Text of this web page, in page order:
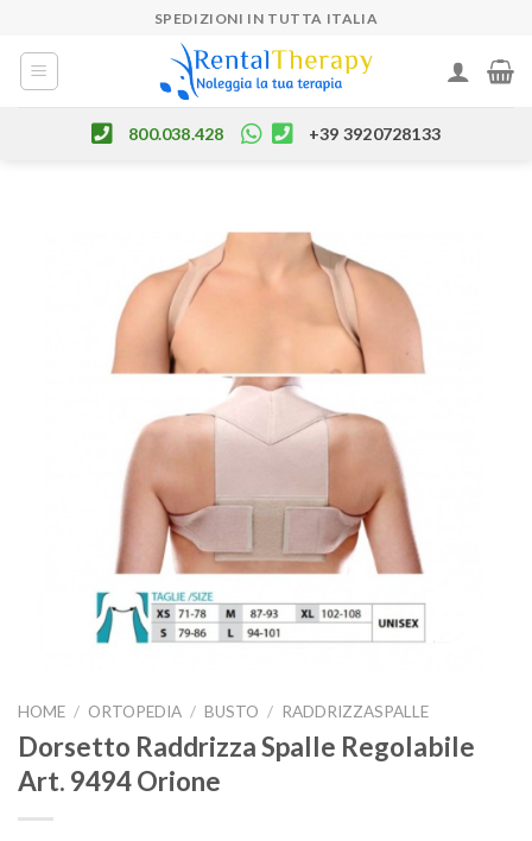
content
SPEDIZIONI IN TUTTA ITALIA
800.038.428 +39 3920728133
HOME / ORTOPEDIA / BUSTO / RADDRIZZASPALLE
Dorsetto Raddrizza Spalle Regolabile
Art. 9494 Orione